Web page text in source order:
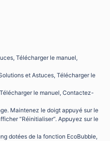
Télécharger le manuel,
et Astuces, Télécharger le
le manuel, Contactez-
Maintenez le doigt appuyé sur le
“Réinitialiser”. Appuyez sur le
dotées de la fonction EcoBubble,